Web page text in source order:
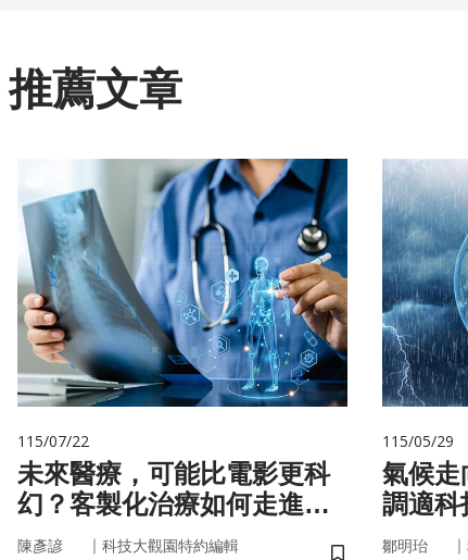
推薦文章
115/07/22
未來醫療，可能比電影更科
幻？客製化治療如何走進真
實世界
陳彥諺 ｜ 科技大觀園特約編輯
115/05/29
氣候走
調適科
鄒明珆 ｜